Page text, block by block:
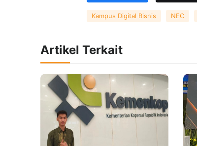
Kampus Digital Bisnis NEC
Artikel Terkait